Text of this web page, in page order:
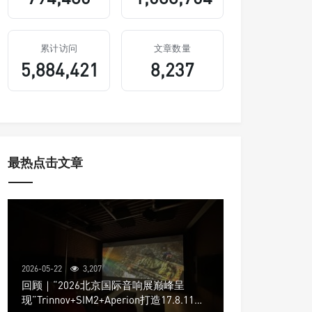
累计访问
5,884,421
文章数量
8,237
最热点击文章
2026-05-22 3,207
回顾｜“2026北京国际音响展巅峰呈
现”Trinnov+SIM2+Aperion打造17.8.11声